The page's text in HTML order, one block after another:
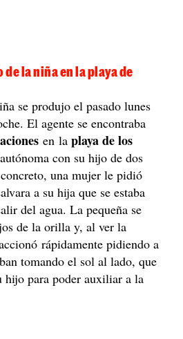
la niña en la playa de
se produjo el pasado lunes
El agente se encontraba
en la playa de los
con su hijo de dos
una mujer le pidió
a su hija que se estaba
del agua. La pequeña se
de la orilla y, al ver la
rápidamente pidiendo a
tomando el sol al lado, que
hijo para poder auxiliar a la